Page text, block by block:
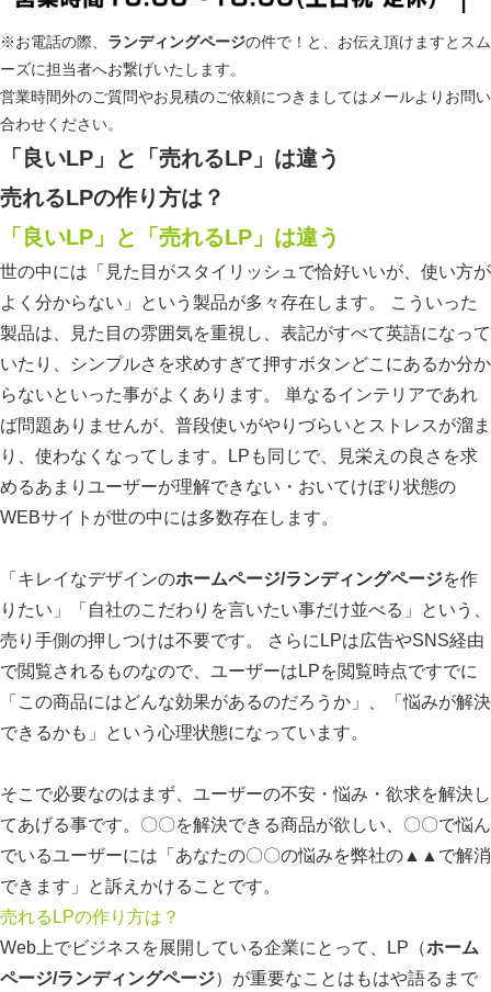
※お電話の際、 ランディングページの件で！と、お伝え頂けますとスム
ーズに担当者へお繋げいたします。
営業時間外のご質問やお見積のご依頼につきましてはメールよりお問い
合わせください。
「良いLP」と「売れるLP」は違う
売れるLPの作り方は？
「良いLP」と「売れるLP」は違う
世の中には「見た目がスタイリッシュで恰好いいが、使い方が
よく分からない」という製品が多々存在します。 こういった
製品は、見た目の雰囲気を重視し、表記がすべて英語になって
いたり、シンプルさを求めすぎて押すボタンどこにあるか分か
らないといった事がよくあります。 単なるインテリアであれ
ば問題ありませんが、普段使いがやりづらいとストレスが溜ま
り、使わなくなってします。LPも同じで、見栄えの良さを求
めるあまりユーザーが理解できない・おいてけぼり状態の
WEBサイトが世の中には多数存在します。
「キレイなデザインのホームページ/ランディングページを作
りたい」「自社のこだわりを言いたい事だけ並べる」という、
売り手側の押しつけは不要です。 さらにLPは広告やSNS経由
で閲覧されるものなので、ユーザーはLPを閲覧時点ですでに
「この商品にはどんな効果があるのだろうか」、「悩みが解決
できるかも」という心理状態になっています。
そこで必要なのはまず、ユーザーの不安・悩み・欲求を解決し
てあげる事です。〇〇を解決できる商品が欲しい、〇〇で悩ん
でいるユーザーには「あなたの〇〇の悩みを弊社の▲▲で解消
できます」と訴えかけることです。
売れるLPの作り方は？
Web上でビジネスを展開している企業にとって、LP（ホーム
ページ/ランディングページ）が重要なことはもはや語るまで